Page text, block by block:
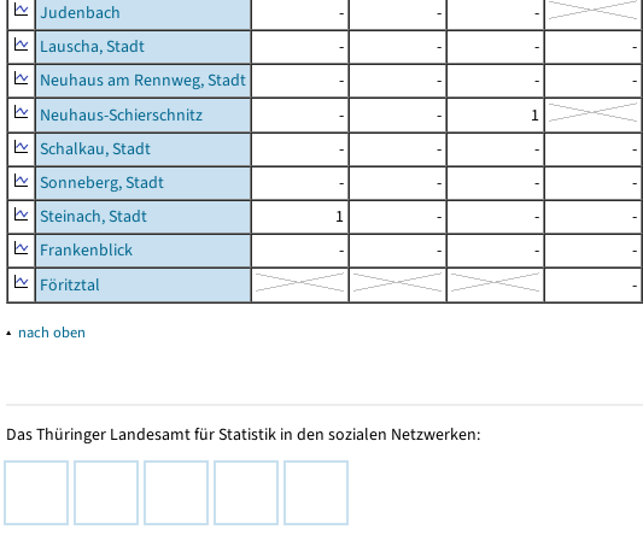
Judenbach
- -
-
Lauscha, Stadt
- - - -
Neuhaus am Rennweg, Stadt
- - - -
Neuhaus-Schierschnitz
- -
1
Schalkau, Stadt
- - - -
Sonneberg, Stadt
- - - -
Steinach, Stadt
1 - - -
Frankenblick
- - - -
Föritztal
-
▴ nach oben
Das Thüringer Landesamt für Statistik in den sozialen Netzwerken: